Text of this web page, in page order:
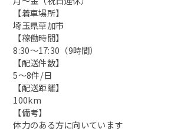
【着車場所】
埼玉県草加市
【稼働時間】
8:30～17:30（9時間）
【配送件数】
5～8件/日
【配送距離】
100km
【備考】
体力のある方に向いています